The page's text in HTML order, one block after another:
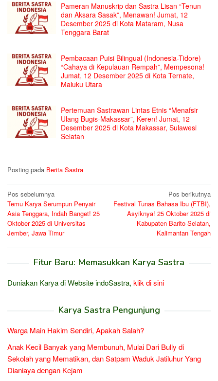
Pameran Manuskrip dan Sastra Lisan “Tenun
dan Aksara Sasak”, Menawan! Jumat, 12
Desember 2025 di Kota Mataram, Nusa
Tenggara Barat
Pembacaan Puisi Bilingual (Indonesia-Tidore)
“Cahaya di Kepulauan Rempah”, Mempesona!
Jumat, 12 Desember 2025 di Kota Ternate,
Maluku Utara
Pertemuan Sastrawan Lintas Etnis “Menafsir
Ulang Bugis-Makassar”, Keren! Jumat, 12
Desember 2025 di Kota Makassar, Sulawesi
Selatan
Posting pada Berita Sastra
Navigasi
pos
Pos sebelumnya
Temu Karya Serumpun Penyair
Asia Tenggara, Indah Banget! 25
Oktober 2025 di Universitas
Jember, Jawa Timur
Pos berikutnya
Festival Tunas Bahasa Ibu (FTBI),
Asyiknya! 25 Oktober 2025 di
Kabupaten Barito Selatan,
Kalimantan Tengah
Fitur Baru: Memasukkan Karya Sastra
Duniakan Karya di Website indoSastra, klik di sini
Karya Sastra Pengunjung
Warga Main Hakim Sendiri, Apakah Salah?
Anak Kecil Banyak yang Membunuh, Mulai Dari Bully di
Sekolah yang Mematikan, dan Satpam Waduk Jatiluhur Yang
Dianiaya dengan Kejam